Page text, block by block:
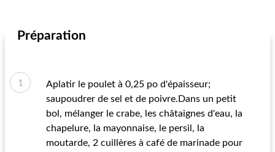
Préparation
Aplatir le poulet à 0,25 po d'épaisseur;
saupoudrer de sel et de poivre.Dans un petit
bol, mélanger le crabe, les châtaignes d'eau, la
chapelure, la mayonnaise, le persil, la
moutarde, 2 cuillères à café de marinade pour